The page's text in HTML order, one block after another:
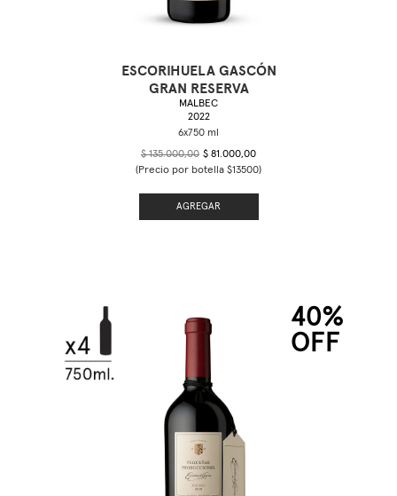
ESCORIHUELA GASCÓN
GRAN RESERVA
MALBEC
2022
$ 135.000,00 $ 81.000,00
(Precio por botella $13500)
AGREGAR
40%
OFF